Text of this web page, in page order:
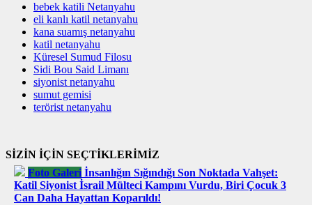
bebek katili Netanyahu
eli kanlı katil netanyahu
kana suamış netanyahu
katil netanyahu
Küresel Sumud Filosu
Sidi Bou Said Limanı
siyonist netanyahu
sumut gemisi
terörist netanyahu
SİZİN İÇİN SEÇTİKLERİMİZ
Foto Galeri İnsanlığın Sığındığı Son Noktada Vahşet:
Katil Siyonist İsrail Mülteci Kampını Vurdu, Biri Çocuk 3
Can Daha Hayattan Koparıldı!